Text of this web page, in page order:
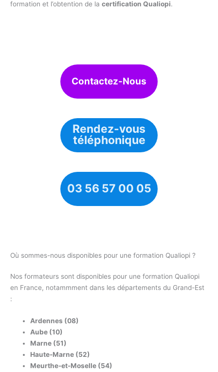
formation et l’obtention de lacertification Qualiopi.
Contactez-Nous
Rendez-vous
téléphonique
03 56 57 00 05
Où sommes-nous disponibles pour une formation Qualiopi ?
Nos formateurs sont disponibles pour une formation Qualiopi
en France, notammment dans les départements du Grand-Est
:
Ardennes (08)
Aube (10)
Marne (51)
Haute-Marne (52)
Meurthe-et-Moselle (54)